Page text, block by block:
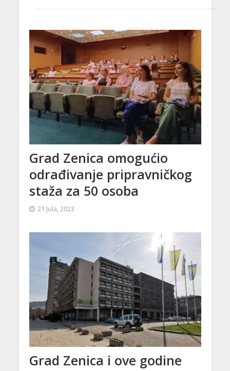
Grad Zenica omogućio
odrađivanje pripravničkog
staža za 50 osoba
21 Jula, 2023
Grad Zenica i ove godine